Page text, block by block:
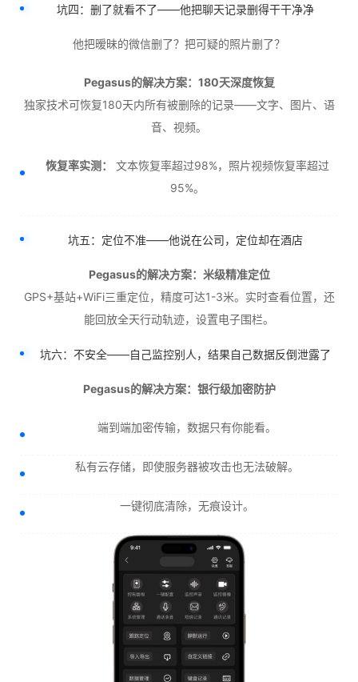
坑四：删了就看不了——他把聊天记录删得干干净净
他把暧昧的微信删了？把可疑的照片删了？
Pegasus的解决方案：180天深度恢复
独家技术可恢复180天内所有被删除的记录——文字、图片、语
音、视频。
恢复率实测：
文本恢复率超过98%，照片视频恢复率超过
95%。
坑五：定位不准——他说在公司，定位却在酒店
Pegasus的解决方案：米级精准定位
GPS+基站+WiFi三重定位，精度可达1-3米。实时查看位置，还
能回放全天行动轨迹，设置电子围栏。
坑六：不安全——自己监控别人，结果自己数据反倒泄露了
Pegasus的解决方案：银行级加密防护
端到端加密传输，数据只有你能看。
私有云存储，即使服务器被攻击也无法破解。
一键彻底清除，无痕设计。